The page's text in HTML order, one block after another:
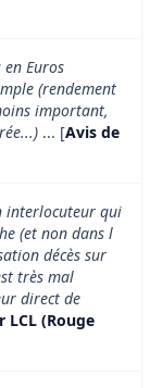
Euros
(rendement
important,
... [Avis de
interlocuteur qui
(et non dans l
décès sur
très mal
direct de
(Rouge